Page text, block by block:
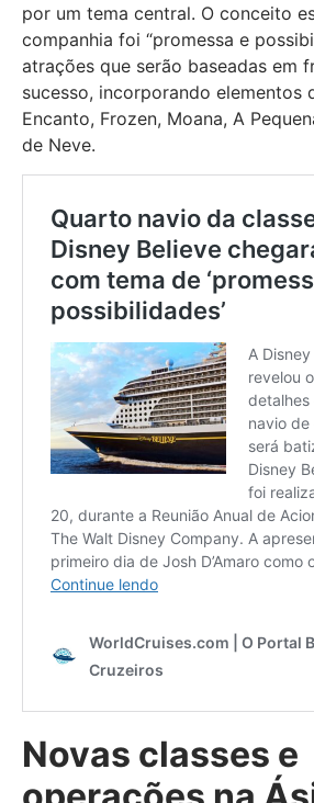
por um tema central. O conceito
companhia foi “promessa e
atrações que serão baseadas em
sucesso, incorporando elementos
Encanto, Frozen, Moana, A
de Neve.
Novas classes e